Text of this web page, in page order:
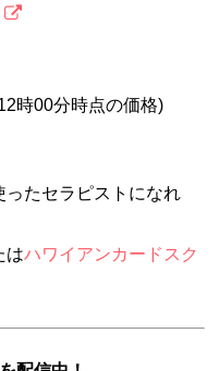
時00分時点の価格)
ったセラピストになれ
はハワイアンカードスク